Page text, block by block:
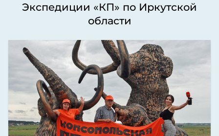
Экспедиции «КП» по Иркутской
области